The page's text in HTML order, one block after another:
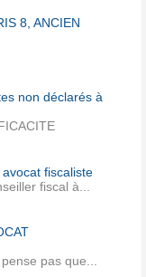
8, ANCIEN
non déclarés à
fiscaliste
fiscal à...
pas que...